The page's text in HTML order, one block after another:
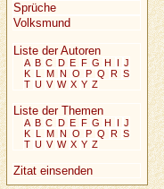
Sprüche
Volksmund
Liste der Autoren
A B C D E F G H I J
K L M N O P Q R S
T U V W X Y Z
Liste der Themen
A B C D E F G H I J
K L M N O P Q R S
T U V W X Y Z
Zitat einsenden